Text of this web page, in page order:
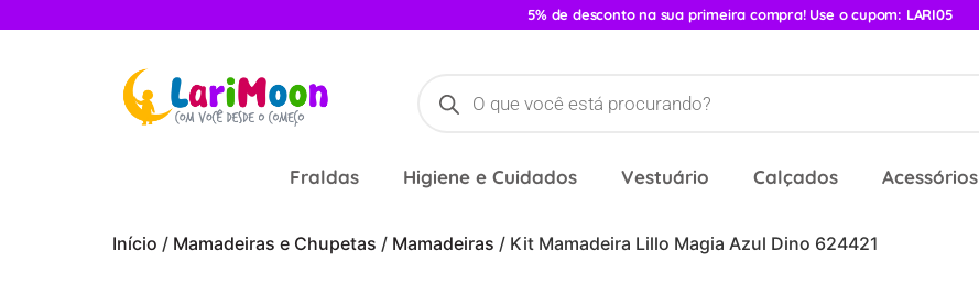
5% de desconto na sua primeira compra! Use o cupom: LARI05
Fraldas Higiene e Cuidados Vestuário Calçados Acessórios
Início / Mamadeiras e Chupetas / Mamadeiras / Kit Mamadeira Lillo Magia Azul Dino 624421